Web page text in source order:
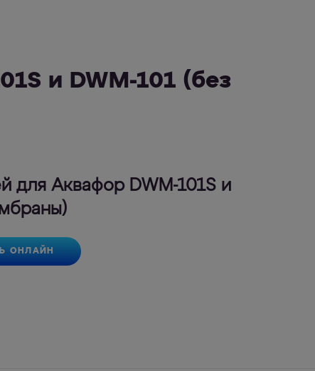
и DWM-101 (без
для Аквафор DWM-101S и
ОНЛАЙН